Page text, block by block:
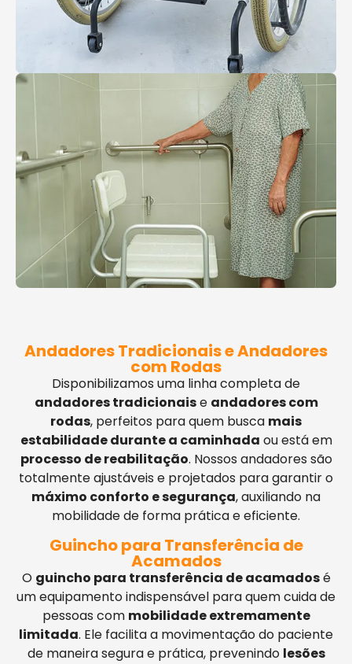
Andadores Tradicionais e Andadores
com Rodas
Disponibilizamos uma linha completa de
andadores tradicionaise andadores com
rodas, perfeitos para quem busca mais
estabilidade durante a caminhada ou está em
processo de reabilitação. Nossos andadores são
totalmente ajustáveis e projetados para garantir o
máximo conforto e segurança, auxiliando na
mobilidade de forma prática e eficiente.
Guincho para Transferência de
Acamados
O guincho para transferência de acamadosé
um equipamento indispensável para quem cuida de
pessoas com mobilidade extremamente
limitada. Ele facilita a movimentação do paciente
de maneira segura e prática, prevenindo lesões